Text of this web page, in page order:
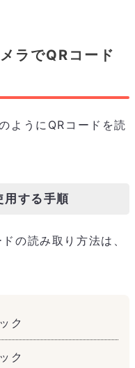
ラでQRコード
ようにQRコードを読
する手順
の読み取り方法は、
ク
ク